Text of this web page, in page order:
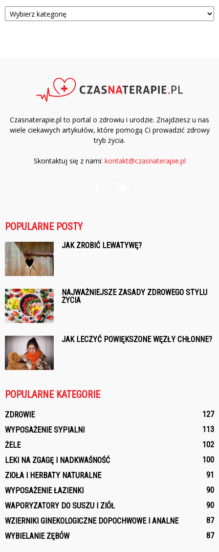
Kategorie
Czasnaterapie.pl to portal o zdrowiu i urodzie. Znajdziesz u nas
wiele ciekawych artykułów, które pomogą Ci prowadzić zdrowy
tryb życia.
Skontaktuj się z nami: kontakt@czasnaterapie.pl
POPULARNE POSTY
JAK ZROBIĆ LEWATYWĘ?
NAJWAŻNIEJSZE ZASADY ZDROWEGO STYLU
ŻYCIA
JAK LECZYĆ POWIĘKSZONE WĘZŁY CHŁONNE?
POPULARNE KATEGORIE
ZDROWIE
127
WYPOSAŻENIE SYPIALNI
113
ŻELE
102
LEKI NA ZGAGĘ I NADKWAŚNOŚĆ
100
ZIOŁA I HERBATY NATURALNE
91
WYPOSAŻENIE ŁAZIENKI
90
WAPORYZATORY DO SUSZU I ZIÓŁ
90
WZIERNIKI GINEKOLOGICZNE DOPOCHWOWE I ANALNE
87
WYBIELANIE ZĘBÓW
87